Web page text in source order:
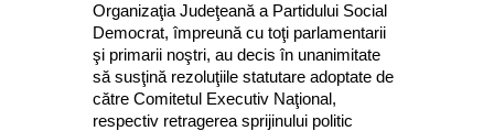
Organizaţia Judeţeană a Partidului Social
Democrat, împreună cu toţi parlamentarii
şi primarii noştri, au decis în unanimitate
să susţină rezoluţiile statutare adoptate de
către Comitetul Executiv Naţional,
respectiv retragerea sprijinului politic